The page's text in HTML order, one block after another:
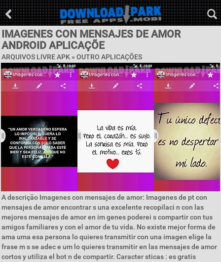
IMAGENES CON MENSAJES DE AMOR
ANDROID APLICAÇÕE
ARQUIVOS LIVRE APK » OUTRO APLICAÇÕES
A descrição Imagenes con mensajes de amor: Imagenes de pt con
mensajes de amor encontrar s una excelente recopilaci n con las
mejores mensajes de amor en im genes poderei s compartir con tus
amigos familiares y con el amor de tu vida. No existe mejor forma de
ama uma esa persona lo quieres transmitir con una imagen elige la
frase m s se adec e um lo quieres transmitir en las mensajes de amor
cortos y utiliza el bot n de compartir. Caracter sticas : es gratis